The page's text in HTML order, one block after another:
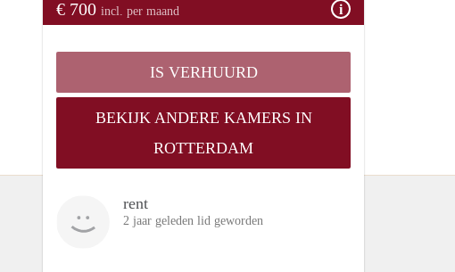
€ 700 incl. per maand
IS VERHUURD
BEKIJK ANDERE KAMERS IN
ROTTERDAM
rent
2 jaar geleden lid geworden